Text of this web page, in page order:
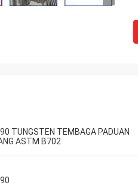
TUNGSTEN TEMBAGA PADUAN
ASTM B702